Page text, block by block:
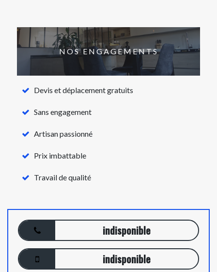
NOS ENGAGEMENTS
Devis et déplacement gratuits
Sans engagement
Artisan passionné
Prix imbattable
Travail de qualité
indisponible
indisponible